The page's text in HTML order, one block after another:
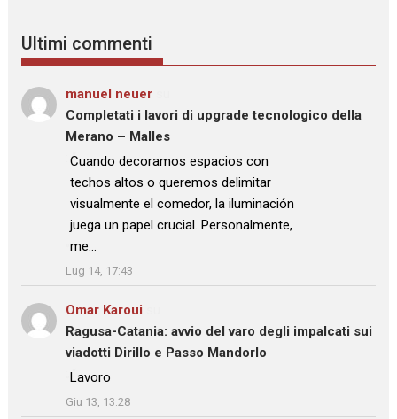
Ultimi commenti
manuel neuer
Completati i lavori di upgrade tecnologico della
Merano – Malles
: “
Cuando decoramos espacios con
techos altos o queremos delimitar
visualmente el comedor, la iluminación
juega un papel crucial. Personalmente,
me…
”
Lug 14, 17:43
Omar Karoui
Ragusa-Catania: avvio del varo degli impalcati sui
viadotti Dirillo e Passo Mandorlo
: “Lavoro
”
Giu 13, 13:28